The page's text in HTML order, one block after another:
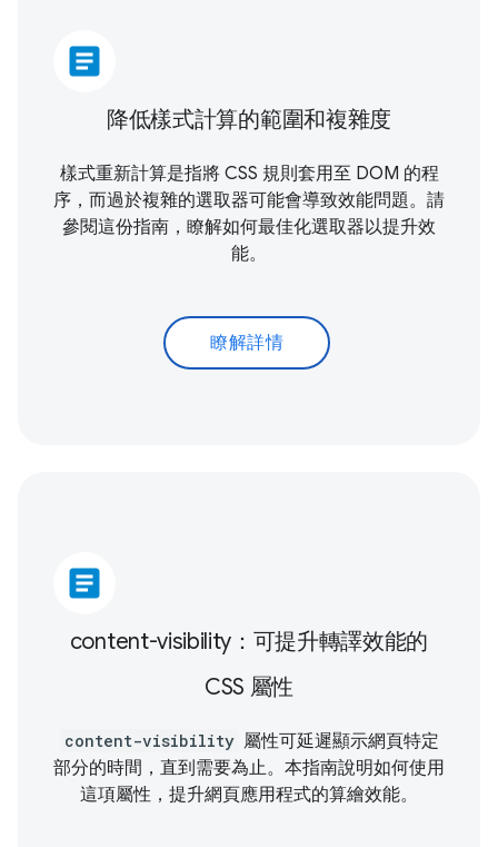
article
降低樣式計算的範圍和複雜度
樣式重新計算是指將 CSS 規則套用至 DOM 的程
序，而過於複雜的選取器可能會導致效能問題。請
參閱這份指南，瞭解如何最佳化選取器以提升效
能。
瞭解詳情
article
content-visibility：可提升轉譯效能的
CSS 屬性
content-visibility 屬性可延遲顯示網頁特定
部分的時間，直到需要為止。本指南說明如何使用
這項屬性，提升網頁應用程式的算繪效能。